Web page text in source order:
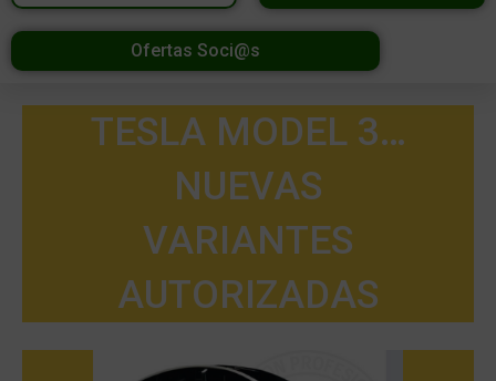
Ofertas Soci@s
TESLA MODEL 3…
NUEVAS
VARIANTES
AUTORIZADAS